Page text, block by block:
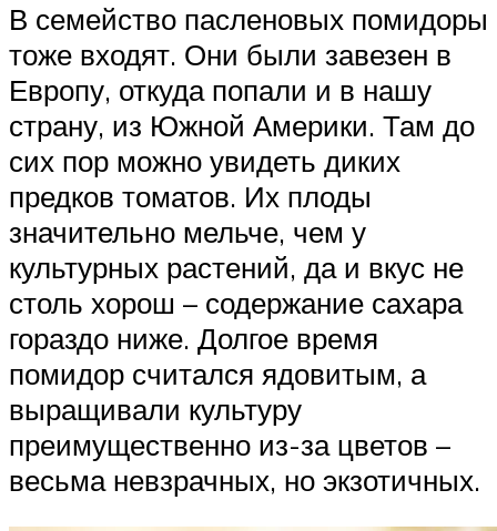
В семейство пасленовых помидоры
тоже входят. Они были завезен в
Европу, откуда попали и в нашу
страну, из Южной Америки. Там до
сих пор можно увидеть диких
предков томатов. Их плоды
значительно мельче, чем у
культурных растений, да и вкус не
столь хорош – содержание сахара
гораздо ниже. Долгое время
помидор считался ядовитым, а
выращивали культуру
преимущественно из-за цветов –
весьма невзрачных, но экзотичных.